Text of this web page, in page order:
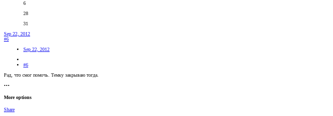
6
28
31
Sep 22, 2012
#6
Sep 22, 2012
#6
Рад, что смог помочь. Темку закрываю тогда.
•••
More options
Share